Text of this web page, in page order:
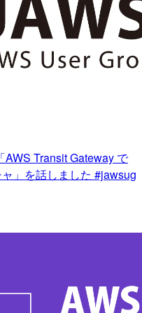
AWS Transit Gateway で
」を話しました #jawsug